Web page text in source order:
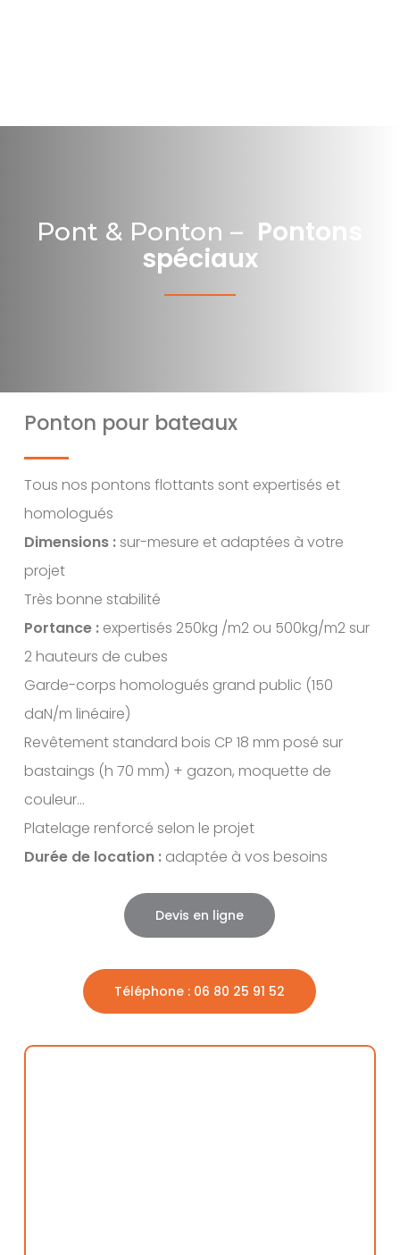
Pont & Ponton – Pontons
spéciaux
Ponton pour bateaux
Tous nos pontons flottants sont expertisés et
homologués
Dimensions :sur-mesure et adaptées à votre
projet
Très bonne stabilité
Portance :expertisés 250kg /m2 ou 500kg/m2 sur
2 hauteurs de cubes
Garde-corps homologués grand public (150
daN/m linéaire)
Revêtement standard bois CP 18 mm posé sur
bastaings (h 70 mm) + gazon, moquette de
couleur…
Platelage renforcé selon le projet
Durée de location :adaptée à vos besoins
Devis en ligne
Téléphone : 06 80 25 91 52